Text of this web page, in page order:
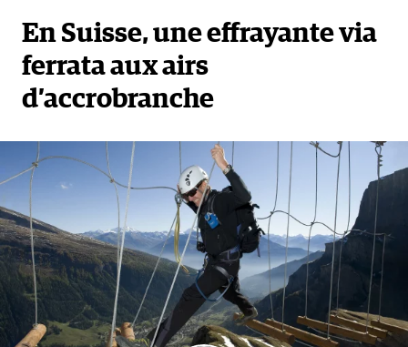
En Suisse, une effrayante via
ferrata aux airs
d’accrobranche